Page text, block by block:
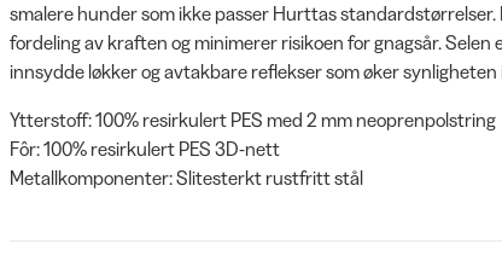
smalere hunder som ikke passer Hurttas
fordeling av kraften og minimerer risikoen for gnagsår.
innsydde løkker og avtakbare reflekser som øker synligheten
Ytterstoff: 100% resirkulert PES med 2 mm neoprenpolstring
Fôr: 100% resirkulert PES 3D-nett
Metallkomponenter: Slitesterkt rustfritt stål